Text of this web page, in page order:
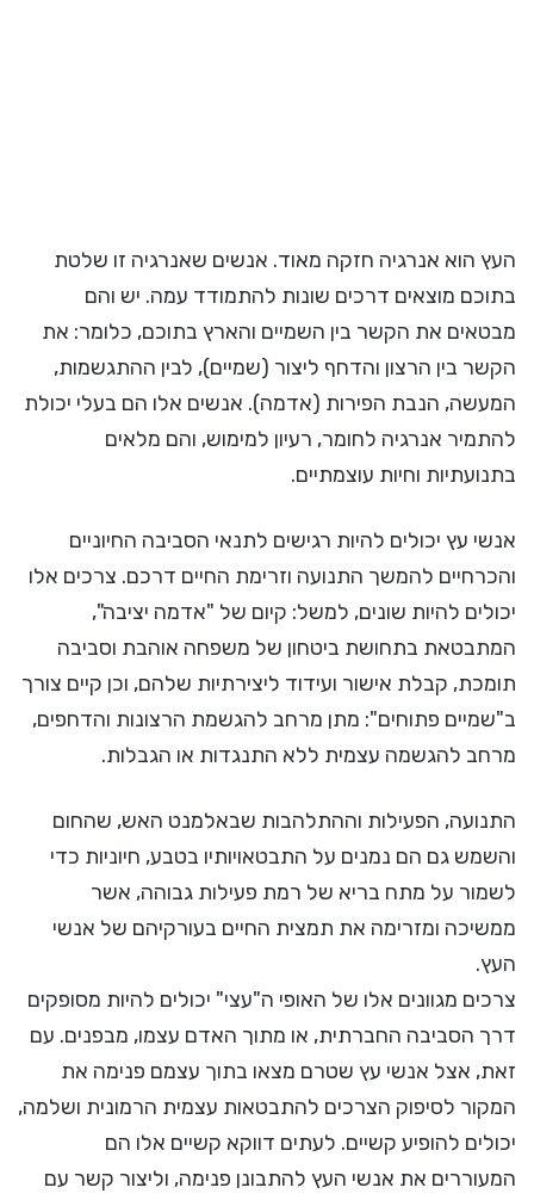
העץ הוא אנרגיה חזקה מאוד. אנשים שאנרגיה זו שלטת
בתוכם מוצאים דרכים שונות להתמודד עמה. יש והם
מבטאים את הקשר בין השמיים והארץ בתוכם, כלומר: את
הקשר בין הרצון והדחף ליצור (שמיים), לבין ההתגשמות,
המעשה, הנבת הפירות (אדמה). אנשים אלו הם בעלי יכולת
להתמיר אנרגיה לחומר, רעיון למימוש, והם מלאים
בתנועתיות וחיות עוצמתיים.
אנשי עץ יכולים להיות רגישים לתנאי הסביבה החיוניים
והכרחיים להמשך התנועה וזרימת החיים דרכם. צרכים אלו
יכולים להיות שונים, למשל: קיום של "אדמה יציבה",
המתבטאת בתחושת ביטחון של משפחה אוהבת וסביבה
תומכת, קבלת אישור ועידוד ליצירתיות שלהם, וכן קיים צורך
ב"שמיים פתוחים": מתן מרחב להגשמת הרצונות והדחפים,
מרחב להגשמה עצמית ללא התנגדות או הגבלות.
התנועה, הפעילות וההתלהבות שבאלמנט האש, שהחום
והשמש גם הם נמנים על התבטאויותיו בטבע, חיוניות כדי
לשמור על מתח בריא של רמת פעילות גבוהה, אשר
ממשיכה ומזרימה את תמצית החיים בעורקיהם של אנשי
העץ.
צרכים מגוונים אלו של האופי ה"עצי" יכולים להיות מסופקים
דרך הסביבה החברתית, או מתוך האדם עצמו, מבפנים. עם
זאת, אצל אנשי עץ שטרם מצאו בתוך עצמם פנימה את
המקור לסיפוק הצרכים להתבטאות עצמית הרמונית ושלמה,
יכולים להופיע קשיים. לעתים דווקא קשיים אלו הם
המעוררים את אנשי העץ להתבונן פנימה, וליצור קשר עם